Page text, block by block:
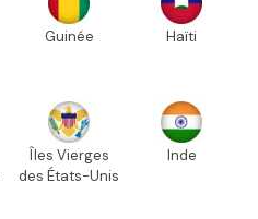
Guinée Haïti
Îles Vierges
des États-Unis
Inde